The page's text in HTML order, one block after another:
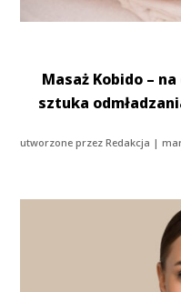
Masaż Kobido –
sztuka
utworzone przezRedakcja |